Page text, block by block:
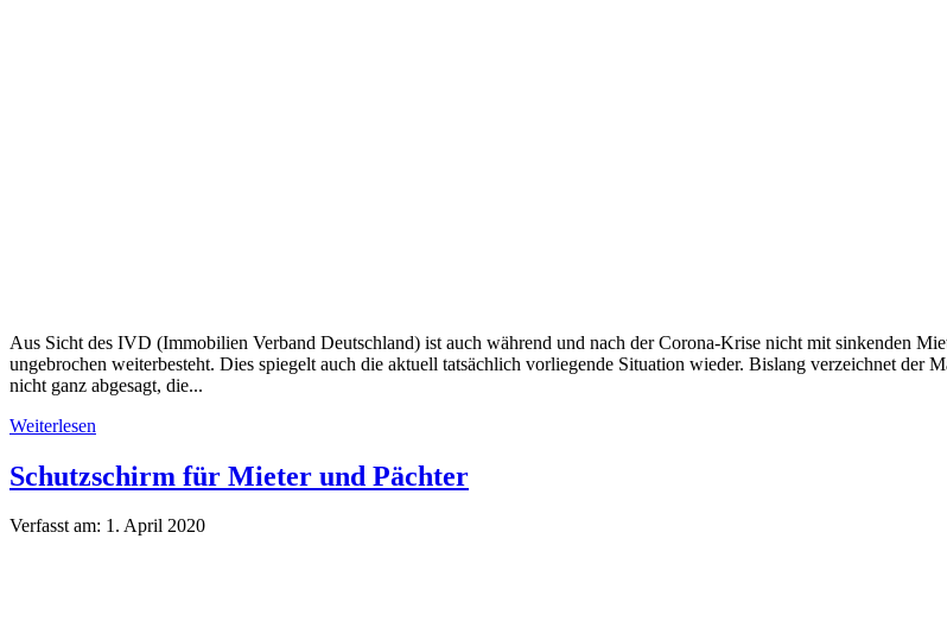
Aus Sicht des IVD (Immobilien Verband Deutschland) ist auch während und nach der Corona-Krise nicht mit sinkenden
ungebrochen weiterbesteht. Dies spiegelt auch die aktuell tatsächlich vorliegende Situation wieder. Bislang verzeichnet der
nicht ganz abgesagt, die...
Weiterlesen
Schutzschirm für Mieter und Pächter
Verfasst am: 1. April 2020